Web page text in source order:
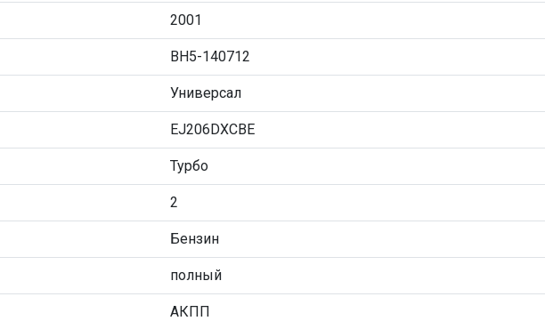
2001
BH5-140712
Универсал
EJ206DXCBE
Турбо
2
Бензин
полный
АКПП